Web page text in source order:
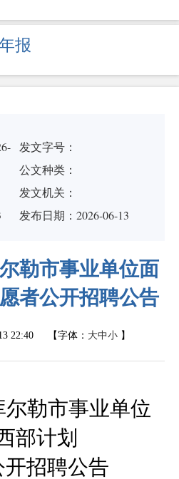
报
发文字号：
公文种类：
发文机关：
发布日期：2026-06-13
勒市事业单位面
者公开招聘公告
22:40 【字体： 大中小 】
尔勒市事业单位
部计划
开招聘公告